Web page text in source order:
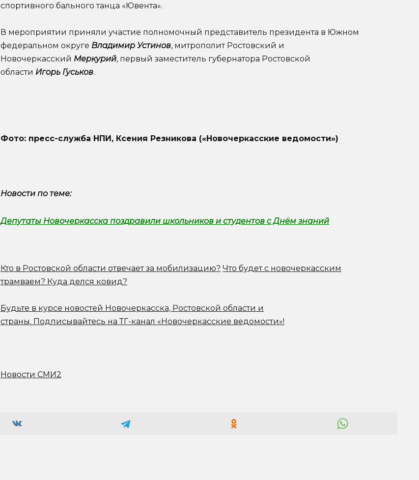
спортивного бального танца «Ювента».
В мероприятии приняли участие полномочный представитель президента в Южном
федеральном округе Владимир Устинов, митрополит Ростовский и
Новочеркасский Меркурий, первый заместитель губернатора Ростовской
области Игорь Гуськов.
Фото: пресс-служба НПИ, Ксения Резникова («Новочеркасские ведомости»)
Новости по теме:
Депутаты Новочеркасска поздравили школьников и студентов с Днём знаний
Кто в Ростовской области отвечает за мобилизацию? Что будет с новочеркасским
трамваем? Куда делся ковид?
Будьте в курсе новостей Новочеркасска, Ростовской области и
страны. Подписывайтесь на ТГ-канал «Новочеркасские ведомости»!
Новости СМИ2